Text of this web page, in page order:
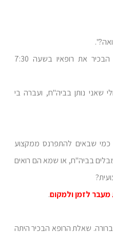
זו השאלה ששאל בלהט הרופא הבכיר את רופאיו בשעה 7:30
שאני נותן בביה"ח, ועברה בי
כמי שבאים להתפרנס ממקצוע
בביה"ח, או שמא הם רואים
מעבר לזמן ולמקום.
שאלת הרופא הבכיר היתה